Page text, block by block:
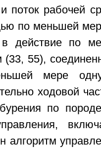
поток рабочей
по меньшей
в действие по
(33, 55),
мере
ходовой
по
алгоритм